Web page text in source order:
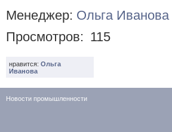
Менеджер: Ольга Иванова
Просмотров: 115
нравится: Ольга
Иванова
Новости промышленности